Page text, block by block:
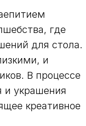
где
для стола.
и
В процессе
и украшения
креативное